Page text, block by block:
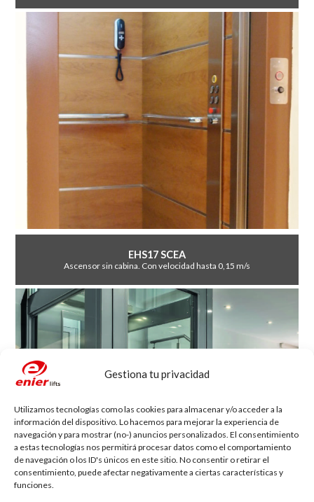
Gestiona tu privacidad
Utilizamos tecnologías como las cookies para almacenar y/o acceder a la
información del dispositivo. Lo hacemos para mejorar la experiencia de
navegación y para mostrar (no-) anuncios personalizados. El consentimiento
a estas tecnologías nos permitirá procesar datos como el comportamiento
de navegación o los ID's únicos en este sitio. No consentir o retirar el
consentimiento, puede afectar negativamente a ciertas características y
funciones.
EHS17 SCEA
Ascensor sin cabina. Con velocidad hasta 0,15 m/s